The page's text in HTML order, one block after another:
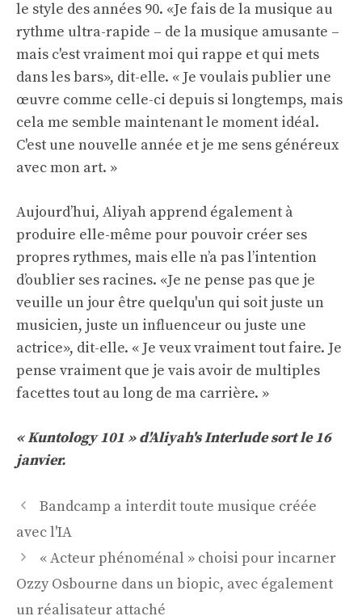
le style des années 90. «Je fais de la musique au
rythme ultra-rapide – de la musique amusante –
mais c'est vraiment moi qui rappe et qui mets
dans les bars», dit-elle. « Je voulais publier une
œuvre comme celle-ci depuis si longtemps, mais
cela me semble maintenant le moment idéal.
C'est une nouvelle année et je me sens généreux
avec mon art. »
Aujourd’hui, Aliyah apprend également à
produire elle-même pour pouvoir créer ses
propres rythmes, mais elle n’a pas l’intention
d’oublier ses racines. «Je ne pense pas que je
veuille un jour être quelqu'un qui soit juste un
musicien, juste un influenceur ou juste une
actrice», dit-elle. « Je veux vraiment tout faire. Je
pense vraiment que je vais avoir de multiples
facettes tout au long de ma carrière. »
« Kuntology 101 » d'Aliyah's Interlude sort le 16
janvier.
Navigation
des
Bandcamp a interdit toute musique créée
avec l'IA
« Acteur phénoménal » choisi pour incarner
Ozzy Osbourne dans un biopic, avec également
un réalisateur attaché